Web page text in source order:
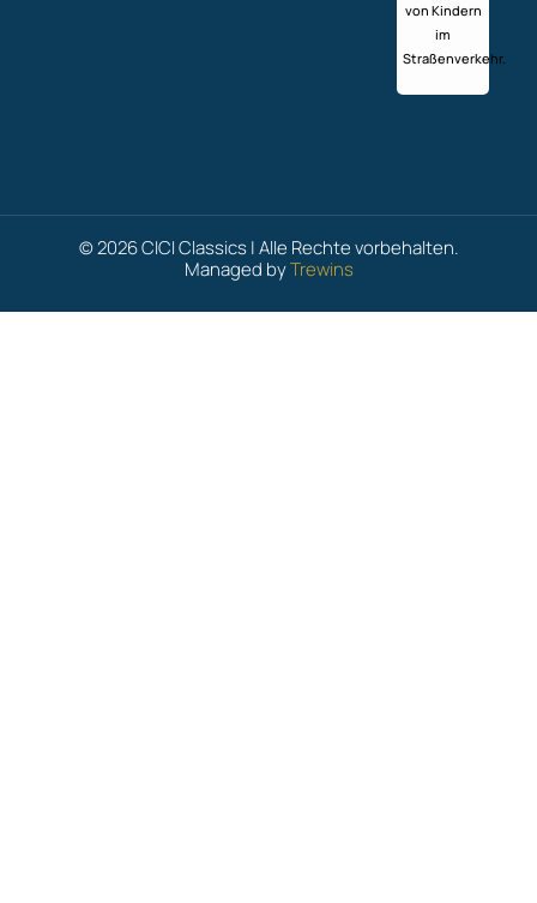
von Kindern
im
Straßenverkehr.
© 2026 CICI Classics | Alle Rechte vorbehalten.
Managed byTrewins